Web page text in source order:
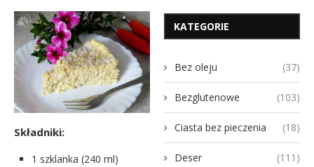
Składniki:
1 szklanka (240 ml)
KATEGORIE
Bez oleju (37)
Bezglutenowe (103)
Ciasta bez pieczenia (18)
Deser (111)